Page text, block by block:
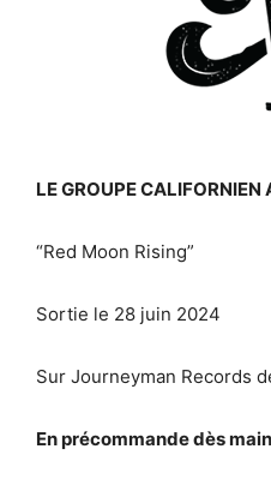
LE GROUPE
“Red Moon Rising”
Sortie le 28 juin 2024
Sur Journeyman Records
En précommande dès